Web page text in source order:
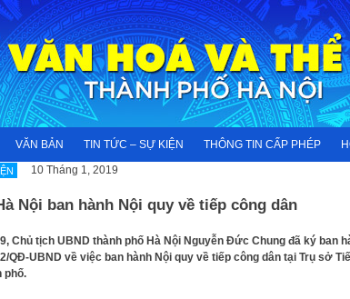
VĂN BẢN TIN TỨC – SỰ KIỆN THÔNG TIN CẤP PHÉP
10 Tháng 1, 2019
Nội ban hành Nội quy về tiếp công dân
Chủ tịch UBND thành phố Hà Nội Nguyễn Đức Chung đã ký ban
QĐ-UBND về việc ban hành Nội quy về tiếp công dân tại Trụ sở
phố.